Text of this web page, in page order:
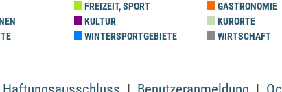
FREIZEIT, SPORT GASTRONOMIE
KULTUR KURORTE
WINTERSPORTGEBIETE WIRTSCHAFT